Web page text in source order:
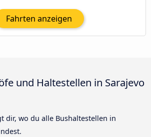
Fahrten anzeigen
und Haltestellen in Sarajevo
dir, wo du alle Bushaltestellen in